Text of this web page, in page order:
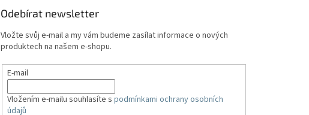
Odebírat newsletter
Vložte svůj e-mail a my vám budeme zasílat informace o nových
produktech na našem e-shopu.
E-mail
Vložením e-mailu souhlasíte spodmínkami ochrany osobních
údajů